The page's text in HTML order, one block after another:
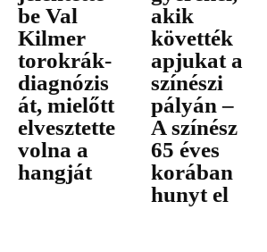
be Val
Kilmer
torokrák-
diagnózis
át, mielőtt
elvesztette
volna a
hangját
akik
követték
apjukat a
színészi
pályán –
A színész
65 éves
korában
hunyt el